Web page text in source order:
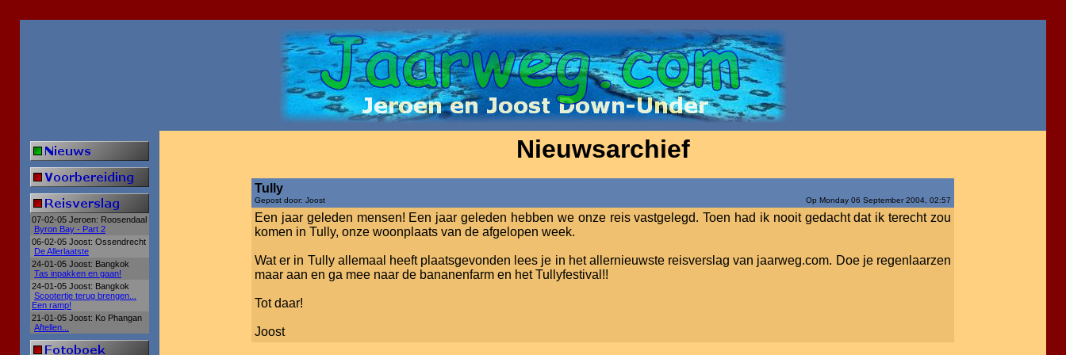
07-02-05 Jeroen: Roosendaal
Byron Bay - Part 2
06-02-05 Joost: Ossendrecht
De Allerlaatste
24-01-05 Joost: Bangkok
Tas inpakken en gaan!
24-01-05 Joost: Bangkok
Scootertje terug brengen...
Een ramp!
21-01-05 Joost: Ko Phangan
Aftellen...
Nieuwsarchief
Tully
Gepost door: Joost Op Monday 06 September 2004, 02:57
Een jaar geleden mensen! Een jaar geleden hebben we onze reis vastgelegd. Toen had ik nooit gedacht dat ik terecht zou
komen in Tully, onze woonplaats van de afgelopen week.
Wat er in Tully allemaal heeft plaatsgevonden lees je in het allernieuwste reisverslag van jaarweg.com. Doe je regenlaarzen
maar aan en ga mee naar de bananenfarm en het Tullyfestival!!
Tot daar!
Joost